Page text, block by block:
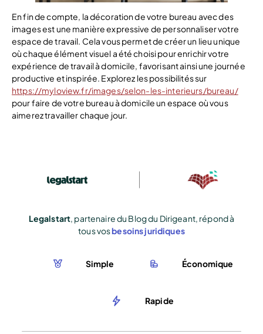
En fin de compte, la décoration de votre bureau avec des
images est une manière expressive de personnaliser votre
espace de travail. Cela vous permet de créer un lieu unique
où chaque élément visuel a été choisi pour enrichir votre
expérience de travail à domicile, favorisant ainsi une journée
productive et inspirée. Explorez les possibilités sur
https://myloview.fr/images/selon-les-interieurs/bureau/
pour faire de votre bureau à domicile un espace où vous
aimerez travailler chaque jour.
Legalstart, partenaire du Blog du Dirigeant, répond à
tous vosbesoins juridiques
Simple Économique
Rapide